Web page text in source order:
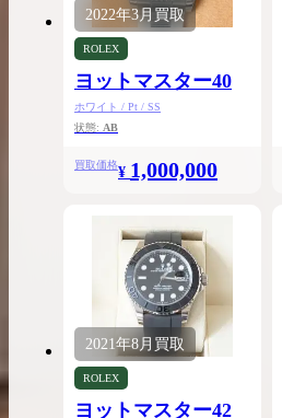
2022年3月 買取
ROLEX
ヨットマスター40
ホワイト / Pt / SS
状態: AB
買取価格¥ 1,000,000
2021年8月 買取
ROLEX
ヨットマスター42